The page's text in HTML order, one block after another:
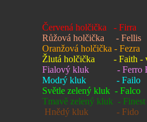
Červená holčička - Firra
Růžová holčička - Fellis
Oranžová holčička - Fezra
Žlutá holčička - Faith -
Fialový kluk
- Ferro
Modrý kluk - Failo
Světle zelený kluk - Falco
Tmavě zelený kluk - Finest
Hnědý kluk - Fido